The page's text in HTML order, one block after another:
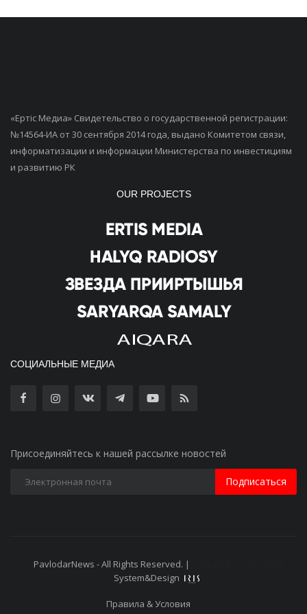
«Ертiс Медиа» Свидетельство о государственной регистрации:
№14564-ИА от 30 сентября 2014 года, выдано Комитетом связи,
информатизации и информации Министерства по инвестициям
и развитию РК
OUR PROJECTS
СОЦИАЛЬНЫЕ МЕДИА
Присоединяйтесь к нашей рассылке новостей
Подписаться
PavlodarNews - All Rights Reserved. |
System&Design
Правила & Условия